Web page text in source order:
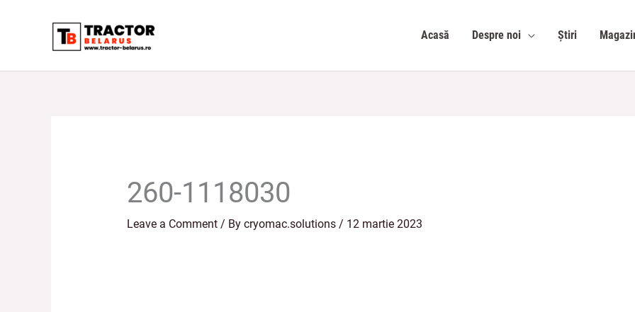
Acasă Despre noi Știri
260-1118030
Leave a Comment / By cryomac.solutions / 12 martie 2023